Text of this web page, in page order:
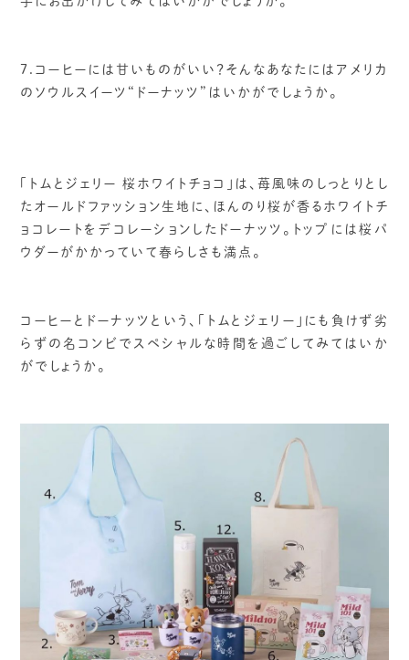
7.コーヒーには甘いものがいい？そんなあなたにはアメリカ
のソウルスイーツ“ドーナッツ”はいかがでしょうか。
「トムとジェリー 桜ホワイトチョコ」は、苺風味のしっとりとし
たオールドファッション生地に、ほんのり桜が香るホワイトチ
ョコレートをデコレーションしたドーナッツ。トップには桜パ
ウダーがかかっていて春らしさも満点。
コーヒーとドーナッツという、「トムとジェリー」にも負けず劣
らずの名コンビでスペシャルな時間を過ごしてみてはいか
がでしょうか。